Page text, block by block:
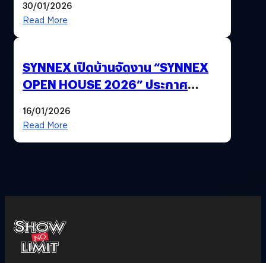
30/01/2026
Read More
SYNNEX เปิดบ้านจัดงาน “SYNNEX
OPEN HOUSE 2026” ประกาศ
ได้ 53,000 ล้านบาท
16/01/2026
Read More